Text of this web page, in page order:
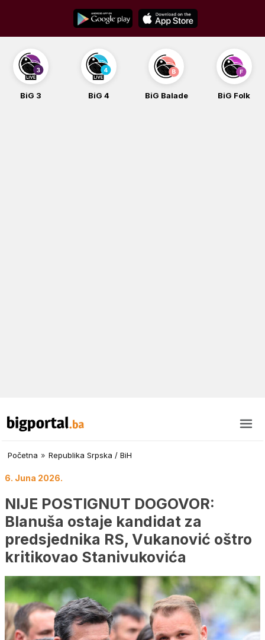
content
BiG 3 BiG 4 BiG Balade BiG Folk
Početna » Republika Srpska / BiH
6. Juna 2026.
NIJE POSTIGNUT DOGOVOR:
Blanuša ostaje kandidat za
predsjednika RS, Vukanović oštro
kritikovao Stanivukovića